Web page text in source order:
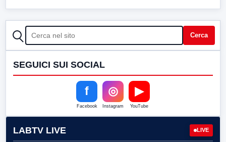
CERCA Cerca
SEGUICI SUI SOCIAL
f
Facebook
◎
Instagram
▶
YouTube
LABTV LIVE LIVE